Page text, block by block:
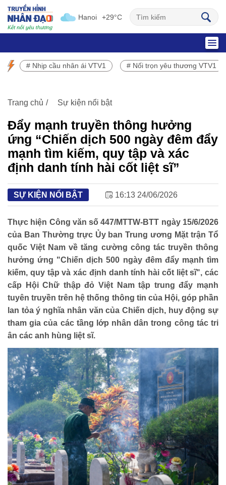
Hanoi +29°C
SỰ KIỆN NỔI BẬT
HOẠT ĐỘNG NHÂN ĐẠO
Hoạt động Chữ Thập đỏ
Hoạt động nhân đạo cả nước
CHÍNH SÁCH AN SINH
# Nhịp cầu nhân ái VTV1 # Nối trọn yêu thương VTV1
Trang chủ Sự kiện nổi bật
Đẩy mạnh truyền thông hưởng
ứng “Chiến dịch 500 ngày đêm đẩy
mạnh tìm kiếm, quy tập và xác
định danh tính hài cốt liệt sĩ”
SỰ KIỆN NỔI BẬT 16:13 24/06/2026
Thực hiện Công văn số 447/MTTW-BTT ngày 15/6/2026
của Ban Thường trực Ủy ban Trung ương Mặt trận Tổ
quốc Việt Nam về tăng cường công tác truyền thông
hưởng ứng "Chiến dịch 500 ngày đêm đẩy mạnh tìm
kiếm, quy tập và xác định danh tính hài cốt liệt sĩ", các
cấp Hội Chữ thập đỏ Việt Nam tập trung đẩy mạnh
tuyên truyền trên hệ thống thông tin của Hội, góp phần
lan tỏa ý nghĩa nhân văn của Chiến dịch, huy động sự
tham gia của các tầng lớp nhân dân trong công tác tri
ân các anh hùng liệt sĩ.